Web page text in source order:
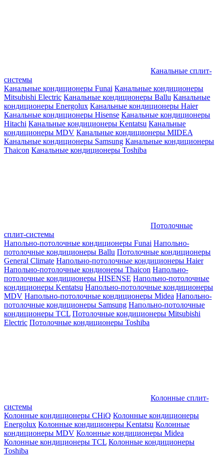
Канальные сплит-
системы
Канальные кондиционеры Funai Канальные кондиционеры
Mitsubishi Electric Канальные кондиционеры Ballu Канальные
кондиционеры Energolux Канальные кондиционеры Haier
Канальные кондиционеры Hisense Канальные кондиционеры
Hitachi Канальные кондиционеры Kentatsu Канальные
кондиционеры MDV Канальные кондиционеры MIDEA
Канальные кондиционеры Samsung Канальные кондиционеры
Thaicon Канальные кондиционеры Toshiba
Потолочные
сплит-системы
Напольно-потолочные кондиционеры Funai Напольно-
потолочные кондиционеры Ballu Потолочные кондиционеры
General Climate Напольно-потолочные кондиционеры Haier
Напольно-потолочные кондионеры Thaicon Напольно-
потолочные кондиционеры HISENSE Напольно-потолочные
кондиционеры Kentatsu Напольно-потолочные кондиционеры
MDV Напольно-потолочные кондиционеры Midea Напольно-
потолочные кондиционеры Samsung Напольно-потолочные
кондиционеры TCL Потолочные кондиционеры Mitsubishi
Electric Потолочные кондиционеры Toshiba
Колонные сплит-
системы
Колонные кондиционеры CHiQ Колонные кондиционеры
Energolux Колонные кондиционеры Kentatsu Колонные
кондиционеры MDV Колонные кондиционеры Midea
Колонные кондиционеры TCL Колонные кондиционеры
Toshiba